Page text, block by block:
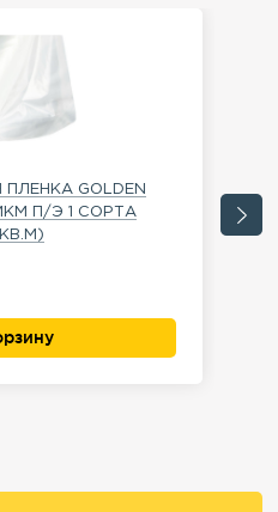
GOLDEN
П/Э 1 СОРТА